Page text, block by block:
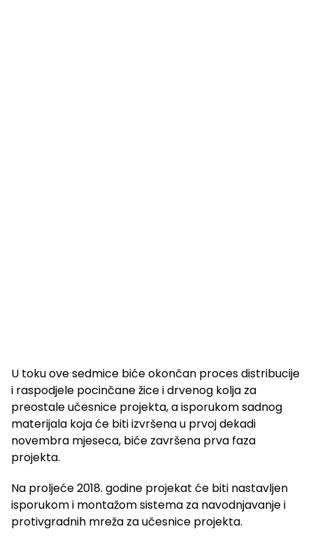
U toku ove sedmice biće okončan proces distribucije
i raspodjele pocinčane žice i drvenog kolja za
preostale učesnice projekta, a isporukom sadnog
materijala koja će biti izvršena u prvoj dekadi
novembra mjeseca, biće završena prva faza
projekta.
Na proljeće 2018. godine projekat će biti nastavljen
isporukom i montažom sistema za navodnjavanje i
protivgradnih mreža za učesnice projekta.